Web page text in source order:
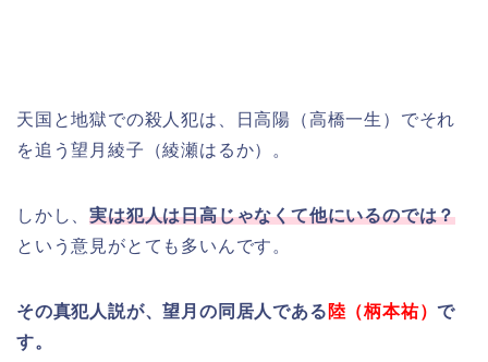
天国と地獄での殺人犯は、日高陽（高橋一生）でそれ
を追う望月綾子（綾瀬はるか）。
しかし、実は犯人は日高じゃなくて他にいるのでは？
という意見がとても多いんです。
その真犯人説が、望月の同居人である 陸（柄本祐）で
す。